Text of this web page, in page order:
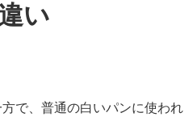
い
で、普通の白いパンに使われ